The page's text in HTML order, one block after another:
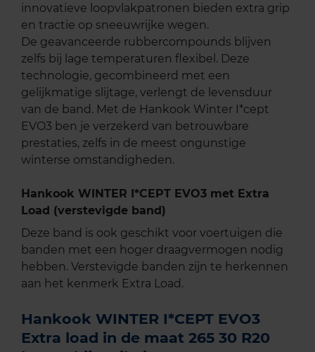
innovatieve loopvlakpatronen bieden extra grip
en tractie op sneeuwrijke wegen.
De geavanceerde rubbercompounds blijven
zelfs bij lage temperaturen flexibel. Deze
technologie, gecombineerd met een
gelijkmatige slijtage, verlengt de levensduur
van de band. Met de Hankook Winter I*cept
EVO3 ben je verzekerd van betrouwbare
prestaties, zelfs in de meest ongunstige
winterse omstandigheden.
Hankook WINTER I*CEPT EVO3 met Extra
Load (verstevigde band)
Deze band is ook geschikt voor voertuigen die
banden met een hoger draagvermogen nodig
hebben. Verstevigde banden zijn te herkennen
aan het kenmerk Extra Load.
Hankook WINTER I*CEPT EVO3
Extra load in de maat 265 30 R20